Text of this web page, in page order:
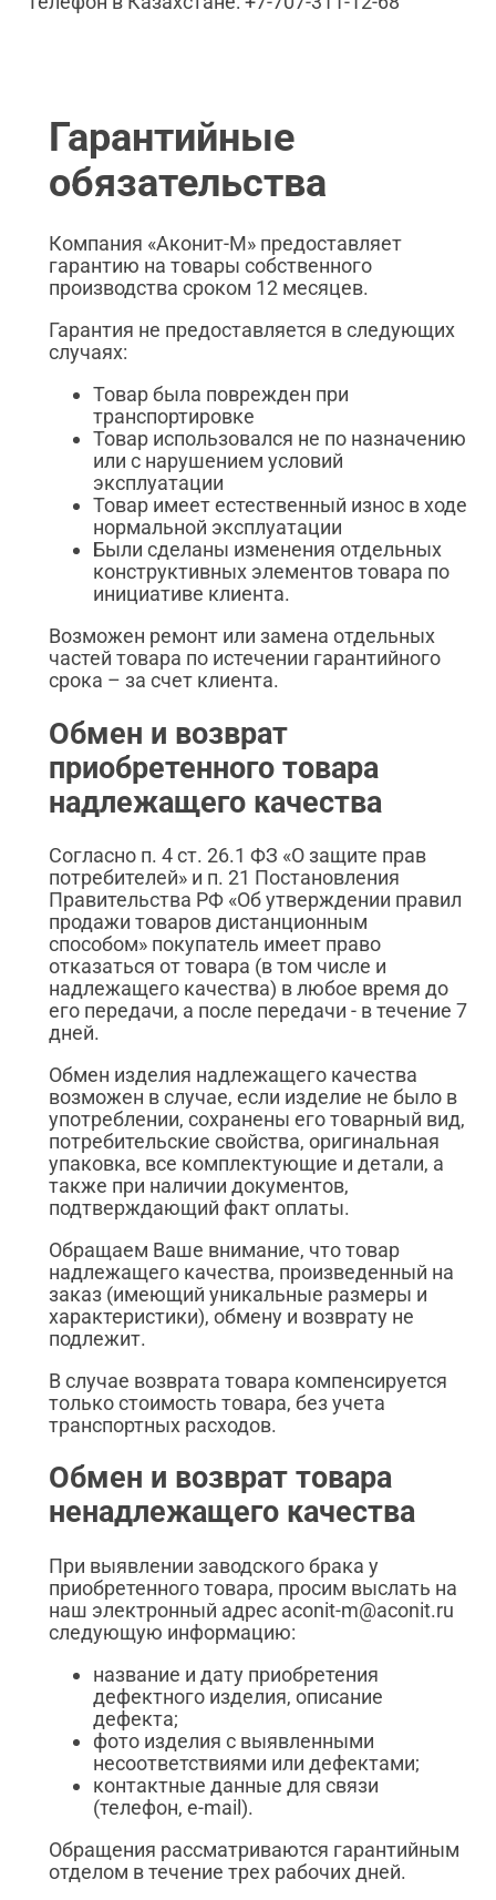
Гарантийные
обязательства
Компания «Аконит-М» предоставляет
гарантию на товары собственного
производства сроком 12 месяцев.
Гарантия не предоставляется в следующих
случаях:
Товар была поврежден при
транспортировке
Товар использовался не по назначению
или с нарушением условий
эксплуатации
Товар имеет естественный износ в ходе
нормальной эксплуатации
Были сделаны изменения отдельных
конструктивных элементов товара по
инициативе клиента.
Возможен ремонт или замена отдельных
частей товара по истечении гарантийного
срока – за счет клиента.
Обмен и возврат
приобретенного товара
надлежащего качества
Согласно п. 4 ст. 26.1 ФЗ «О защите прав
потребителей» и п. 21 Постановления
Правительства РФ «Об утверждении правил
продажи товаров дистанционным
способом» покупатель имеет право
отказаться от товара (в том числе и
надлежащего качества) в любое время до
его передачи, а после передачи - в течение 7
дней.
Обмен изделия надлежащего качества
возможен в случае, если изделие не было в
употреблении, сохранены его товарный вид,
потребительские свойства, оригинальная
упаковка, все комплектующие и детали, а
также при наличии документов,
подтверждающий факт оплаты.
Обращаем Ваше внимание, что товар
надлежащего качества, произведенный на
заказ (имеющий уникальные размеры и
характеристики), обмену и возврату не
подлежит.
В случае возврата товара компенсируется
только стоимость товара, без учета
транспортных расходов.
Обмен и возврат товара
ненадлежащего качества
При выявлении заводского брака у
приобретенного товара, просим выслать на
наш электронный адрес aconit-m@aconit.ru
следующую информацию:
название и дату приобретения
дефектного изделия, описание
дефекта;
фото изделия с выявленными
несоответствиями или дефектами;
контактные данные для связи
(телефон, e-mail).
Обращения рассматриваются гарантийным
отделом в течение трех рабочих дней.